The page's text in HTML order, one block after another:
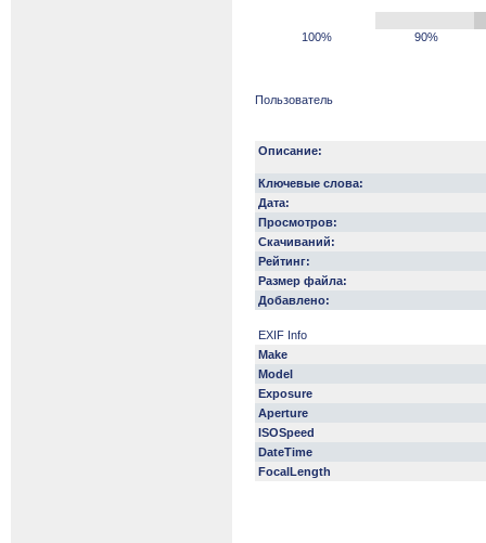
100% 90%
Пользователь
Описание:
Ключевые слова:
Дата:
Просмотров:
Скачиваний:
Рейтинг:
Размер файла:
Добавлено:
EXIF Info
Make
Model
Exposure
Aperture
ISOSpeed
DateTime
FocalLength